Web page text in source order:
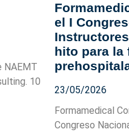
NAEMT
10
el I
hito para la
23/05/2026
Formamedical
Congreso